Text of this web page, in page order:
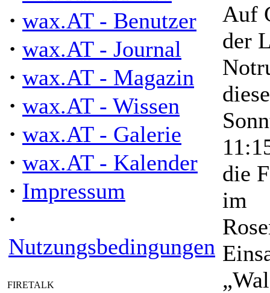
· wax.AT - Benutzer
· wax.AT - Journal
· wax.AT - Magazin
· wax.AT - Wissen
· wax.AT - Galerie
· wax.AT - Kalender
· Impressum
·
Nutzungsbedingungen
FIRETALK
Auf
der
die
im